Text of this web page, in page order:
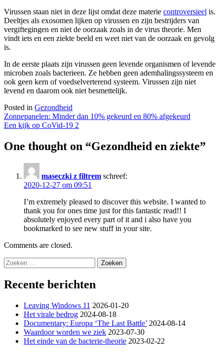
Virussen staan niet in deze lijst omdat deze materie controversieel is.
Deeltjes als exosomen lijken op virussen en zijn bestrijders van
vergiftegingen en niet de oorzaak zoals in de virus theorie. Men
vindt iets en een ziekte beeld en weet niet van de oorzaak en gevolg
is.
In de eerste plaats zijn virussen geen levende organismen of levende
microben zoals bacterieen. Ze hebben geen ademhalingssysteem en
ook geen kern of voedselverterend systeem. Virussen zijn niet
levend en daarom ook niet besmettelijk.
Posted in Gezondheid
Bericht
navigatie
Zonnepanelen: Minder dan 10% gekeurd en 80% afgekeurd
Een kijk op CoVid-19 2
One thought on “Gezondheid en ziekte”
maseczki z filtrem schreef:
2020-12-27 om 09:51
I’m extremely pleased to discover this website. I wanted to
thank you for ones time just for this fantastic read!! I
absolutely enjoyed every part of it and i also have you
bookmarked to see new stuff in your site.
Comments are closed.
Zoeken
naar:
Recente berichten
Leaving Windows 11 2026-01-20
Het virale bedrog 2024-08-18
Documentary: Europa ‘The Last Battle’ 2024-08-14
Waardoor worden we ziek 2023-07-30
Het einde van de bacterie-theorie 2023-02-22